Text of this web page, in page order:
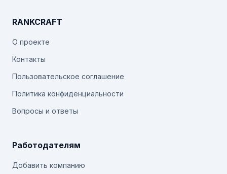
RANKCRAFT
О проекте
Контакты
Пользовательское соглашение
Политика конфиденциальности
Вопросы и ответы
Работодателям
Добавить компанию